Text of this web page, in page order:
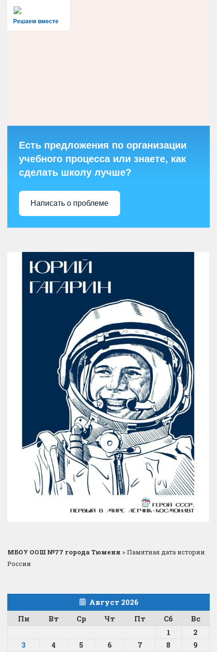
Решаем вместе
Есть предложения по организации
учебного процесса или знаете, как
сделать школу лучше?
Написать о проблеме
МБОУ ООШ №77 города Тюмени >Памятная дата истории
России
Август 2026
Пн
Вт Ср Чт Пт Сб
Вс
1
2
3
4 5 6 7 8
9